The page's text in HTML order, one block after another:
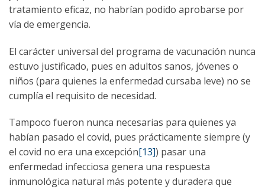
tratamiento eficaz, no habrían podido aprobarse por
vía de emergencia.
El carácter universal del programa de vacunación nunca
estuvo justificado, pues en adultos sanos, jóvenes o
niños (para quienes la enfermedad cursaba leve) no se
cumplía el requisito de necesidad.
Tampoco fueron nunca necesarias para quienes ya
habían pasado el covid, pues prácticamente siempre (y
el covid no era una excepción[13]) pasar una
enfermedad infecciosa genera una respuesta
inmunológica natural más potente y duradera que